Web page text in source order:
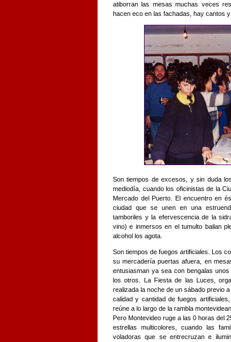
atiborran las mesas muchas veces
hacen eco en las fachadas, hay cantos
Son tiempos de excesos, y sin duda
mediodía, cuando los oficinistas de la
Mercado del Puerto. El encuentro en
ciudad que se unen en una
tamboriles y la efervescencia de la
vino) e inmersos en el tumulto bailan
alcohol los agota.
Son tiempos de fuegos artificiales. Los
su mercadería puertas afuera, en
entusiasman ya sea con bengalas
los otros. La Fiesta de las Luces,
realizada la noche de un sábado previo
calidad y cantidad de fuegos
reúne a lo largo de la rambla
Pero Montevideo ruge a las 0 horas del
estrellas multicolores, cuando las
voladoras que se entrecruzan e